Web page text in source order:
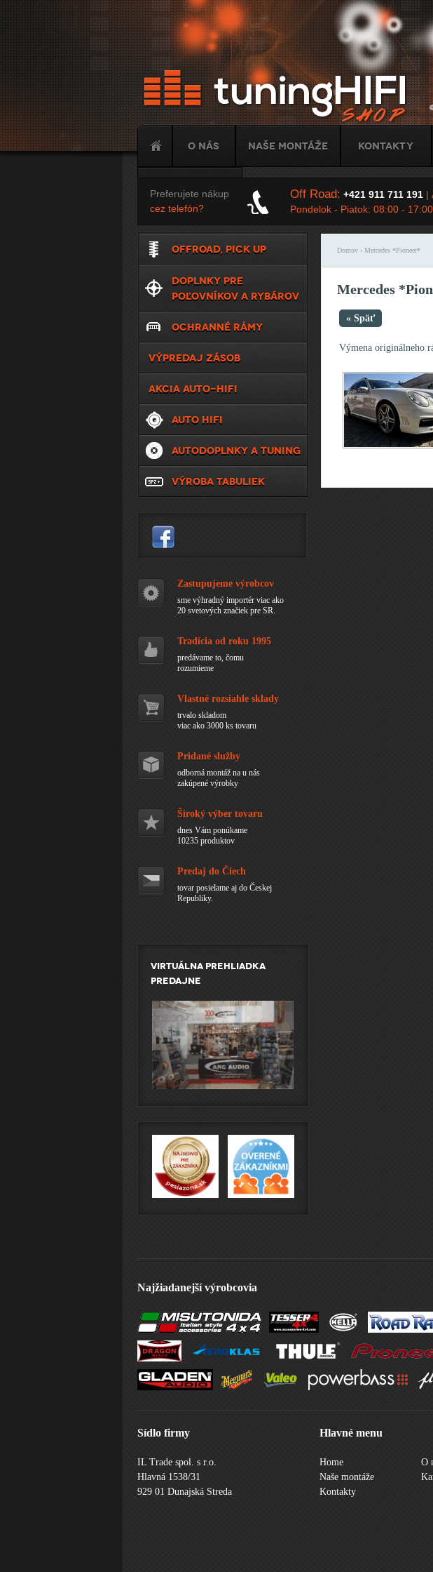
O nás Naše montáže Kontakty
Tuning
Preferujete nákup
cez telefón?
Off Road: +421 911 711 191|
Pondelok - Piatok: 08:00 - 17:00
Domov› Mercedes *Pioneer*
Mercedes
« Späť
Výmena originálneho
OFFROAD, PICK UP
DOPLNKY PRE
POĽOVNÍKOV A RYBÁROV
OCHRANNÉ RÁMY
VÝPREDAJ ZÁSOB
AKCIA AUTO-HIFI
AUTO HIFI
AUTODOPLNKY A TUNING
VÝROBA TABULIEK
Zastupujeme výrobcov
sme výhradný importér viac ako
20 svetových značiek pre SR.
Tradícia od roku 1995
predávame to, čomu
rozumieme
Vlastné rozsiahle sklady
trvalo skladom
viac ako 3000 ks tovaru
Pridané služby
odborná montáž na u nás
zakúpené výrobky
Široký výber tovaru
dnes Vám ponúkame
10235 produktov
Predaj do Čiech
tovar posielame aj do Českej
Republiky.
Virtuálna prehliadka
predajne
Najžiadanejší výrobcovia
Sídlo firmy
IL Trade spol. s r.o.
Hlavná 1538/31
929 01 Dunajská Streda
Hlavné menu
Home
O
Naše montáže
Kontakty